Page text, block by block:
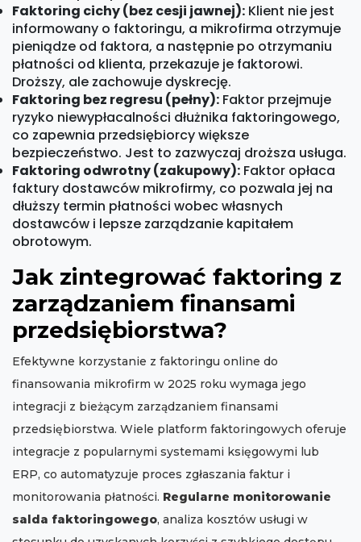
Faktoring cichy (bez cesji jawnej): Klient nie jest
informowany o faktoringu, a mikrofirma otrzymuje
pieniądze od faktora, a następnie po otrzymaniu
płatności od klienta, przekazuje je faktorowi.
Droższy, ale zachowuje dyskrecję.
Faktoring bez regresu (pełny): Faktor przejmuje
ryzyko niewypłacalności dłużnika faktoringowego,
co zapewnia przedsiębiorcy większe
bezpieczeństwo. Jest to zazwyczaj droższa usługa.
Faktoring odwrotny (zakupowy): Faktor opłaca
faktury dostawców mikrofirmy, co pozwala jej na
dłuższy termin płatności wobec własnych
dostawców i lepsze zarządzanie kapitałem
obrotowym.
Jak zintegrować faktoring z
zarządzaniem finansami
przedsiębiorstwa?
Efektywne korzystanie z faktoringu online do
finansowania mikrofirm w 2025 roku wymaga jego
integracji z bieżącym zarządzaniem finansami
przedsiębiorstwa. Wiele platform faktoringowych oferuje
integracje z popularnymi systemami księgowymi lub
ERP, co automatyzuje proces zgłaszania faktur i
monitorowania płatności. Regularne monitorowanie
salda faktoringowego, analiza kosztów usługi w